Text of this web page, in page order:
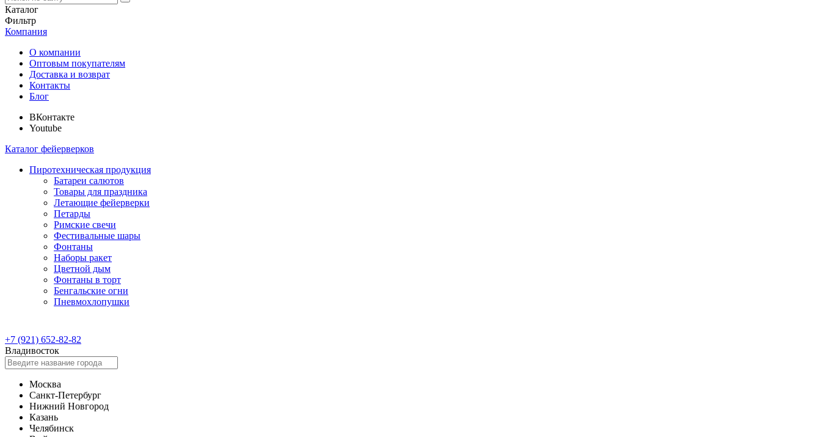
Каталог
Фильтр
Компания
О компании
Оптовым покупателям
Доставка и возврат
Контакты
Блог
ВКонтакте
Youtube
Каталог фейерверков
Пиротехническая продукция
Батареи салютов
Товары для праздника
Летающие фейерверки
Петарды
Римские свечи
Фестивальные шары
Фонтаны
Наборы ракет
Цветной дым
Фонтаны в торт
Бенгальские огни
Пневмохлопушки
+7 (921) 652-82-82
Владивосток
Москва
Санкт-Петербург
Нижний Новгород
Казань
Челябинск